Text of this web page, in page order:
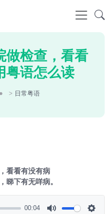
做检查，看看
粤语怎么读
> 日常粤语
看看有没有病
睇下有无咩病。
00:04